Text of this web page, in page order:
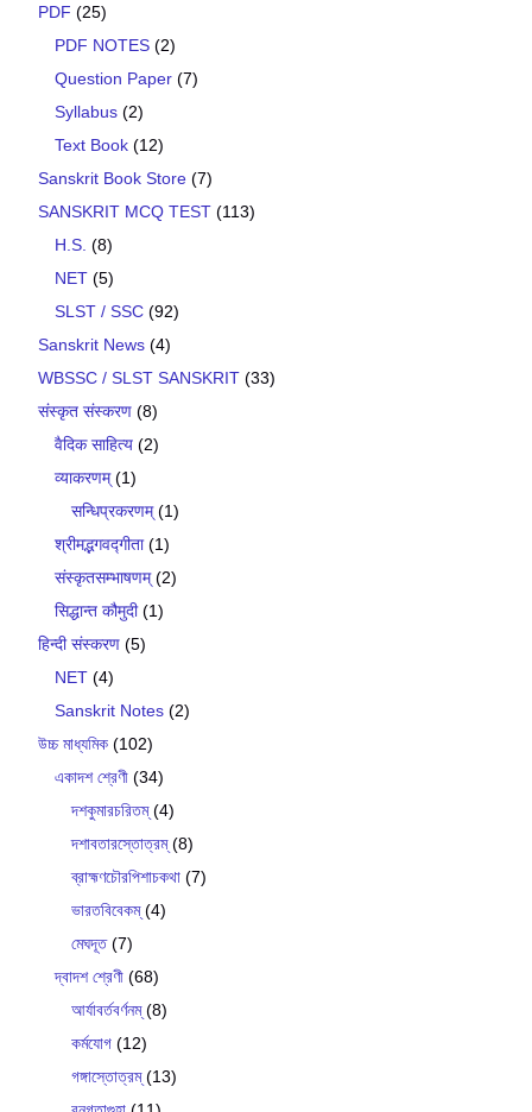
PDF (25)
PDF NOTES (2)
Question Paper (7)
Syllabus (2)
Text Book (12)
Sanskrit Book Store (7)
SANSKRIT MCQ TEST (113)
H.S. (8)
NET (5)
SLST / SSC (92)
Sanskrit News (4)
WBSSC / SLST SANSKRIT (33)
संस्कृत संस्करण (8)
वैदिक साहित्य (2)
व्याकरणम्(1)
सन्धिप्रकरणम्(1)
श्रीमद्भगवद्गीता(1)
संस्कृतसम्भाषणम्(2)
सिद्धान्त कौमुदी(1)
हिन्दी संस्करण (5)
NET (4)
Sanskrit Notes (2)
উচ্চ মাধ্যমিক (102)
একাদশ শ্রেণী (34)
দশকুমারচরিতম্(4)
দশাবতারস্তোত্রম্(8)
ব্রাহ্মণচৌরপিশাচকথা (7)
ভারতবিবেকম্(4)
মেঘদূত(7)
দ্বাদশ শ্রেণী (68)
আর্যাবর্তবর্ণনম্(8)
কর্মযোগ (12)
গঙ্গাস্তোত্রম্(13)